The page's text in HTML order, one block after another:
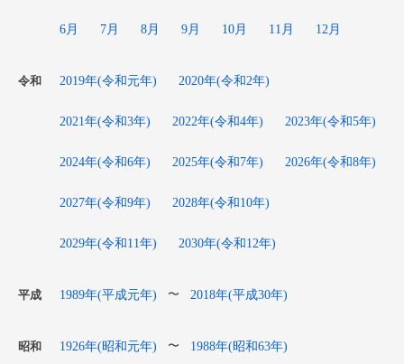
6月 7月 8月 9月 10月 11月 12月
令和 2019年(令和元年) 2020年(令和2年)
2021年(令和3年) 2022年(令和4年) 2023年(令和5年)
2024年(令和6年) 2025年(令和7年) 2026年(令和8年)
2027年(令和9年) 2028年(令和10年)
2029年(令和11年) 2030年(令和12年)
平成 1989年(平成元年) 〜 2018年(平成30年)
昭和 1926年(昭和元年) 〜 1988年(昭和63年)